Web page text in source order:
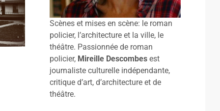
Scènes et mises en scène: le roman
policier, l’architecture et la ville, le
théâtre. Passionnée de roman
policier, Mireille Descombes est
journaliste culturelle indépendante,
critique d’art, d’architecture et de
théâtre.